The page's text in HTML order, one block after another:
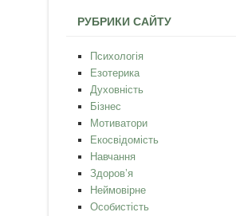
РУБРИКИ САЙТУ
Психологія
Езотерика
Духовність
Бізнес
Мотиватори
Екосвідомість
Навчання
Здоров’я
Неймовірне
Особистість